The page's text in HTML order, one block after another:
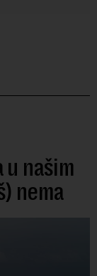
u našim
nema